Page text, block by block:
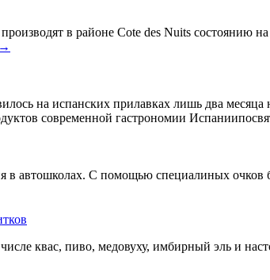
в районе Cote des Nuits состоянию
→
на испанских прилавках лишь два
современной гастрономии
в автошколах. С помощью специалиных очков
квас, пиво, медовуху, имбирный эль и